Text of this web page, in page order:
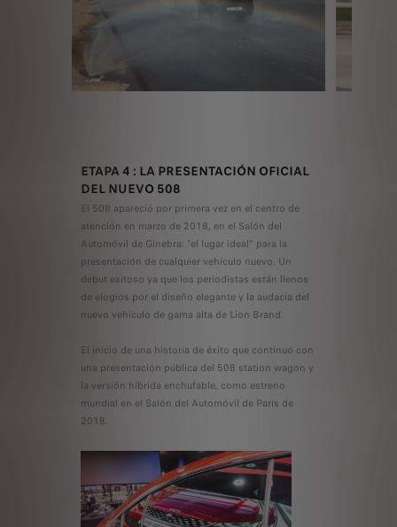
ETAPA 4 : LA PRESENTACIÓN OFICIAL
DEL NUEVO 508
El 508 apareció por primera vez en el centro de
atención en marzo de 2018, en el Salón del
Automóvil de Ginebra: "el lugar ideal" para la
presentación de cualquier vehículo nuevo. Un
debut exitoso ya que los periodistas están llenos
de elogios por el diseño elegante y la audacia del
nuevo vehículo de gama alta de Lion Brand.
El inicio de una historia de éxito que continuó con
una presentación pública del 508 station wagon y
la versión híbrida enchufable, como estreno
mundial en el Salón del Automóvil de París de
2018.